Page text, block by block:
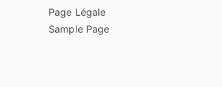
Page Légale
Sample Page